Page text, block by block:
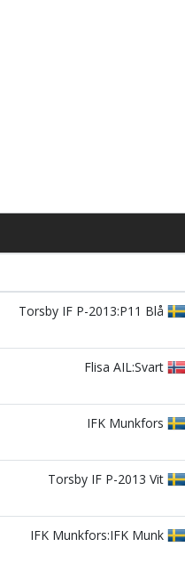
Torsby IF P-2013:P11 Blå
Flisa AIL:Svart
IFK Munkfors
Torsby IF P-2013 Vit
IFK Munkfors:IFK Munk